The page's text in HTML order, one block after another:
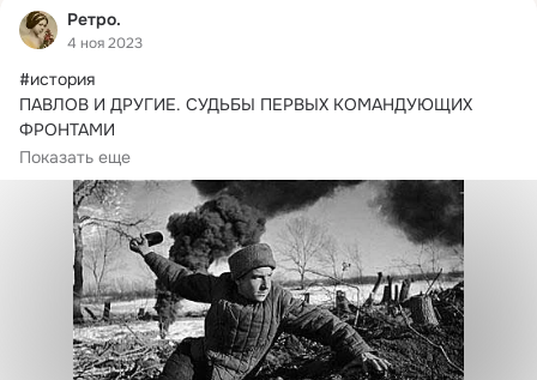
Ретро.
4 ноя 2023
#история
ПАВЛОВ И ДРУГИЕ. СУДЬБЫ ПЕРВЫХ КОМАНДУЮЩИХ
ФРОНТАМИ
---
К моменту начала Великой Отечественной войны в СССР
уже три года как...
Показать еще